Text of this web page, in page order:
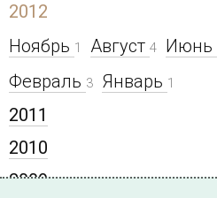
2012
Ноябрь 1 Август 4 Июнь
Февраль 3 Январь 1
2011
2010
2009